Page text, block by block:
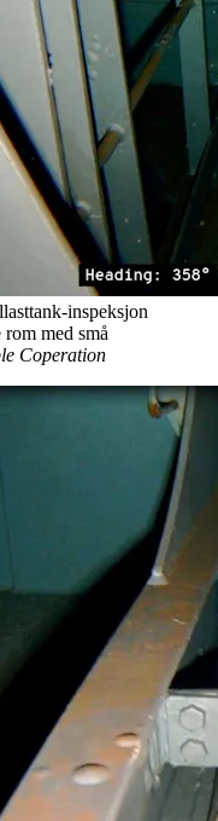
inspeksjon
med små
Coperation